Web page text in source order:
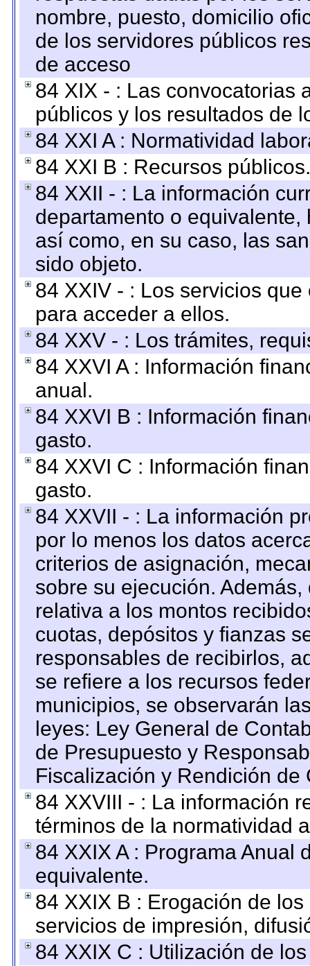
nombre, puesto, domicilio
de los servidores públicos
de acceso
84 XIX - : Las convocatorias
públicos y los resultados de
84 XXI A : Normatividad
84 XXI B : Recursos públicos.
84 XXII - : La información
departamento o
así como, en su caso, las
sido objeto.
84 XXIV - : Los servicios
para acceder a ellos.
84 XXV - : Los trámites,
84 XXVI A : Información
anual.
84 XXVI B : Información
gasto.
84 XXVI C : Información
gasto.
84 XXVII - : La información
por lo menos los datos
criterios de asignación,
sobre su ejecución.
relativa a los montos
cuotas, depósitos y fianzas
responsables de recibirlos,
se refiere a los recursos
municipios, se observarán
leyes: Ley General de
de Presupuesto y
Fiscalización y Rendición
84 XXVIII - : La información
términos de la normatividad
84 XXIX A : Programa Anual
equivalente.
84 XXIX B : Erogación de
servicios de impresión,
84 XXIX C : Utilización de